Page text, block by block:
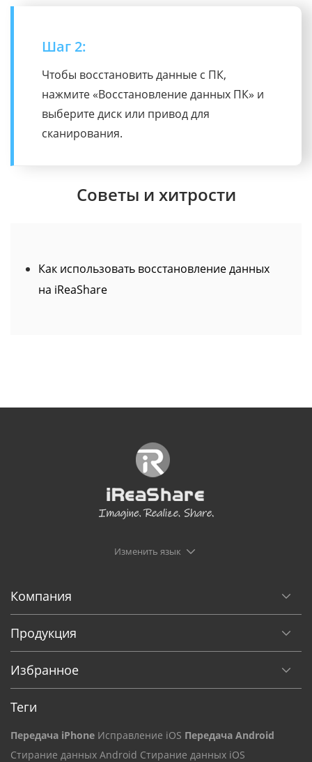
Шаг 3:
Просмотрите ваши файлы и отметьте
нужные. Затем нажмите «Восстановить»,
чтобы сохранить файлы на вашем
компьютере.
Советы и хитрости
Как использовать восстановление данных
на iReaShare
Изменить язык
Компания
Продукция
Избранное
Теги
Передача iPhone Исправление iOS Передача Android
Стирание данных Android Стирание данных iOS